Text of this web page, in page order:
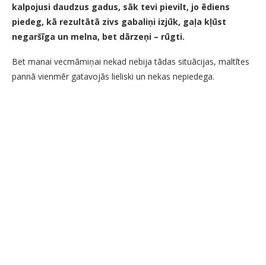
kalpojusi daudzus gadus, sāk tevi pievilt, jo ēdiens
piedeg, kā rezultātā zivs gabaliņi izjūk, gaļa kļūst
negaršīga un melna, bet dārzeņi – rūgti.
Bet manai vecmāmiņai nekad nebija tādas situācijas, maltītes
pannā vienmēr gatavojās lieliski un nekas nepiedega.